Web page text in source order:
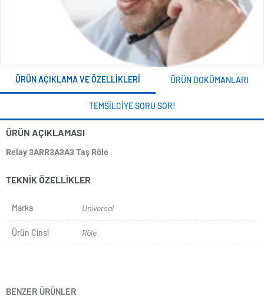
ÜRÜN AÇIKLAMA VE ÖZELLIKLERI ÜRÜN DOKÜMANLARI
TEMSILCIYE SORU SOR!
ÜRÜN AÇIKLAMASI
Relay 3ARR3A3A3 Taş Röle
TEKNIK ÖZELLIKLER
Marka Universal
Ürün Cinsi Röle
BENZER ÜRÜNLER